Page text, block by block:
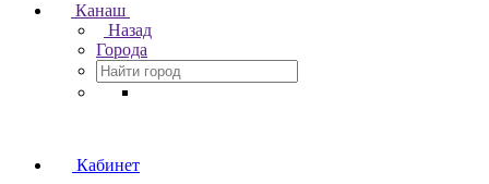
Канаш
Назад
Города
Кабинет